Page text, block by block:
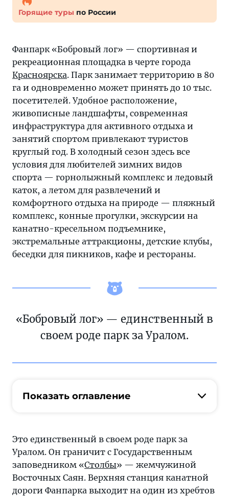
Горящие туры по России
Фанпарк «Бобровый лог» — спортивная и
рекреационная площадка в черте города
Красноярска. Парк занимает территорию в 80
га и одновременно может принять до 10 тыс.
посетителей. Удобное расположение,
живописные ландшафты, современная
инфраструктура для активного отдыха и
занятий спортом привлекают туристов
круглый год. В холодный сезон здесь все
условия для любителей зимних видов
спорта — горнолыжный комплекс и ледовый
каток, а летом для развлечений и
комфортного отдыха на природе — пляжный
комплекс, конные прогулки, экскурсии на
канатно-кресельном подъемнике,
экстремальные аттракционы, детские клубы,
беседки для пикников, кафе и рестораны.
«Бобровый лог» — единственный в
своем роде парк за Уралом.
Показать оглавление
Это единственный в своем роде парк за
Уралом. Он граничит с Государственным
заповедником «Столбы» — жемчужиной
Восточных Саян. Верхняя станция канатной
дороги Фанпарка выходит на один из хребтов